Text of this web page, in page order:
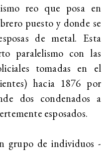
reo que posa en
puesto y donde se
de metal. Esta
paralelismo con las
tomadas en el
hacia 1876 por
dos condenados a
esposados.
grupo de individuos -